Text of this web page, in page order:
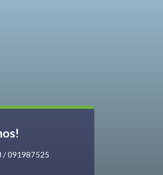
/ 091987525